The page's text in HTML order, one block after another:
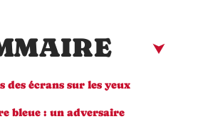
des écrans sur les yeux
bleue : un adversaire